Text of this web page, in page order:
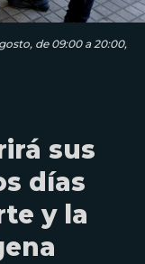
de 09:00 a 20:00,
sus
días
y la